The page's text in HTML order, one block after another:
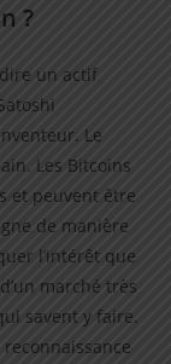
?
un actif
Le
Les Bitcoins
et peuvent être
de manière
l’intérêt que
marché très
savent y faire.